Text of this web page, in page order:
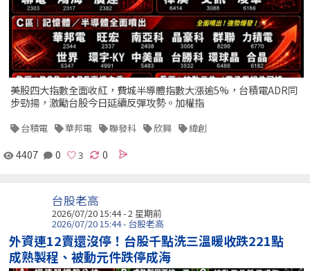
美股四大指數全面收紅，費城半導體指數大漲逾5%，台積電ADR同
步勁揚，激勵台股今日延續反彈攻勢。加權指
台積電 華邦電 聯發科 欣興 緯創
4407 0 0
台股老高
2026/07/20 15:44 - 2 星期前
2026/07/20 15:44 - 台股老高
外資連12賣還沒停！台股千點洗三溫暖收跌221點
成熟製程、被動元件跌停成海